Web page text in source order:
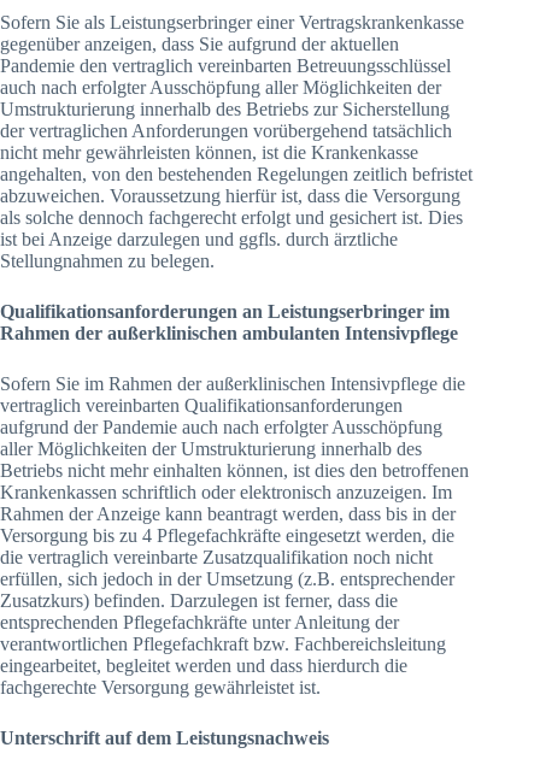
Sofern Sie als Leistungserbringer einer Vertragskrankenkasse
gegenüber anzeigen, dass Sie aufgrund der aktuellen
Pandemie den vertraglich vereinbarten Betreuungsschlüssel
auch nach erfolgter Ausschöpfung aller Möglichkeiten der
Umstrukturierung innerhalb des Betriebs zur Sicherstellung
der vertraglichen Anforderungen vorübergehend tatsächlich
nicht mehr gewährleisten können, ist die Krankenkasse
angehalten, von den bestehenden Regelungen zeitlich befristet
abzuweichen. Voraussetzung hierfür ist, dass die Versorgung
als solche dennoch fachgerecht erfolgt und gesichert ist. Dies
ist bei Anzeige darzulegen und ggfls. durch ärztliche
Stellungnahmen zu belegen.
Qualifikationsanforderungen an Leistungserbringer im
Rahmen der außerklinischen ambulanten Intensivpflege
Sofern Sie im Rahmen der außerklinischen Intensivpflege die
vertraglich vereinbarten Qualifikationsanforderungen
aufgrund der Pandemie auch nach erfolgter Ausschöpfung
aller Möglichkeiten der Umstrukturierung innerhalb des
Betriebs nicht mehr einhalten können, ist dies den betroffenen
Krankenkassen schriftlich oder elektronisch anzuzeigen. Im
Rahmen der Anzeige kann beantragt werden, dass bis in der
Versorgung bis zu 4 Pflegefachkräfte eingesetzt werden, die
die vertraglich vereinbarte Zusatzqualifikation noch nicht
erfüllen, sich jedoch in der Umsetzung (z.B. entsprechender
Zusatzkurs) befinden. Darzulegen ist ferner, dass die
entsprechenden Pflegefachkräfte unter Anleitung der
verantwortlichen Pflegefachkraft bzw. Fachbereichsleitung
eingearbeitet, begleitet werden und dass hierdurch die
fachgerechte Versorgung gewährleistet ist.
Unterschrift auf dem Leistungsnachweis